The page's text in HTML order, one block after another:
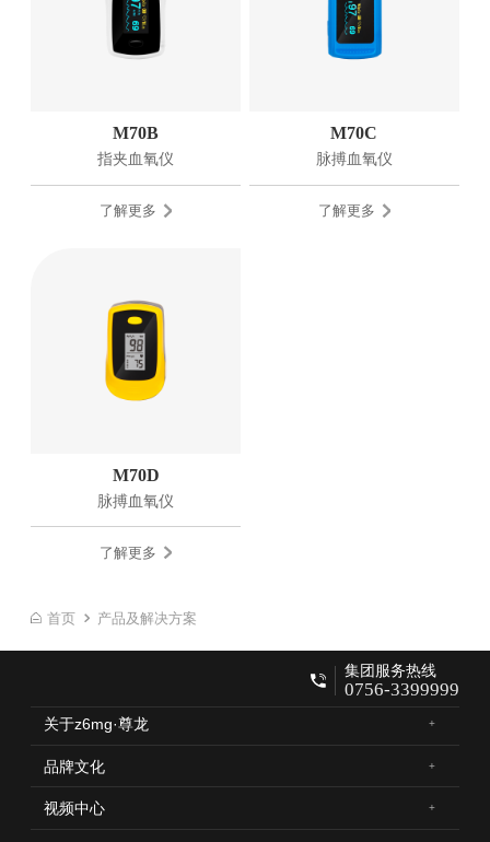
M70B
指夹血氧仪
了解更多
M70C
脉搏血氧仪
了解更多
M70D
脉搏血氧仪
了解更多
首页 产品及解决方案
集团服务热线
0756-3399999
关于z6mg·尊龙
品牌文化
视频中心